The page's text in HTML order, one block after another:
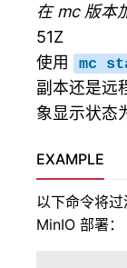
在 mc 版本
51Z
使用
mc
副本还是远
象显示状态
EXAMPLE
以下命令将
MinIO 部署：